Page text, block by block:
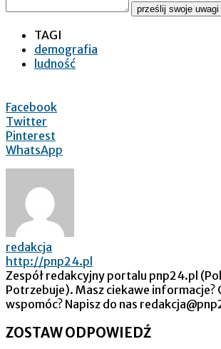
prześlij swoje uwagi
TAGI
demografia
ludność
Facebook
Twitter
Pinterest
WhatsApp
redakcja
http://pnp24.pl
Zespół redakcyjny portalu pnp24.pl
Potrzebuje). Masz ciekawe informacje?
wspomóc? Napisz do nas
ZOSTAW ODPOWIEDŹ